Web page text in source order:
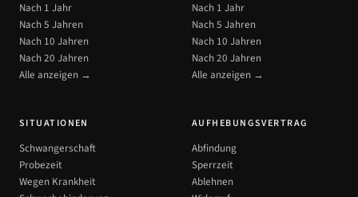
Nach 1 Jahr
Nach 5 Jahren
Nach 10 Jahren
Nach 20 Jahren
Alle anzeigen →
Nach 1 Jahr
Nach 5 Jahren
Nach 10 Jahren
Nach 20 Jahren
Alle anzeigen →
SITUATIONEN
Schwangerschaft
Probezeit
Wegen Krankheit
AUFHEBUNGSVERTRAG
Abfindung
Sperrzeit
Ablehnen